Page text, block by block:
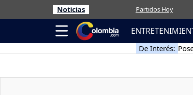
Noticias Partidos Hoy
De Interés: